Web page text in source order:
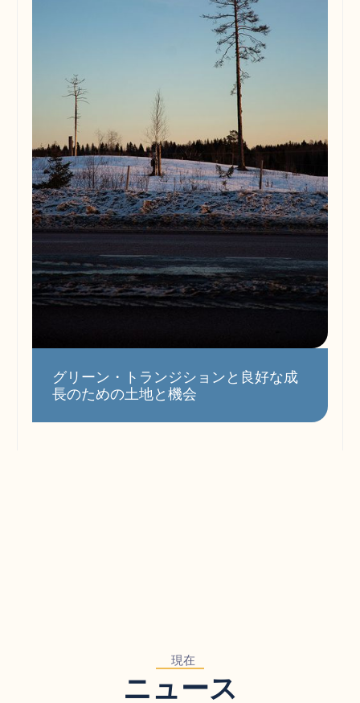
グリーン・トランジションと良好な成
長のための土地と機会
現在
ニュース